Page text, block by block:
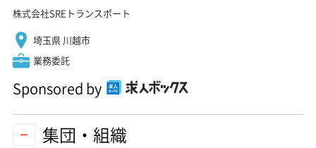
株式会社SREトランスポート
埼玉県 川越市
業務委託
Sponsored by
集団・組織